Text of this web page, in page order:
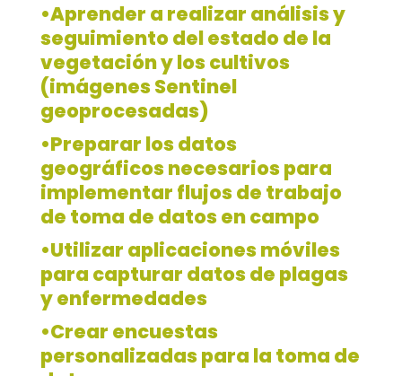
•Aprender a realizar análisis y
seguimiento del estado de la
vegetación y los cultivos
(imágenes Sentinel
geoprocesadas)
•Preparar los datos
geográficos necesarios para
implementar flujos de trabajo
de toma de datos en campo
•Utilizar aplicaciones móviles
para capturar datos de plagas
y enfermedades
•Crear encuestas
personalizadas para la toma de